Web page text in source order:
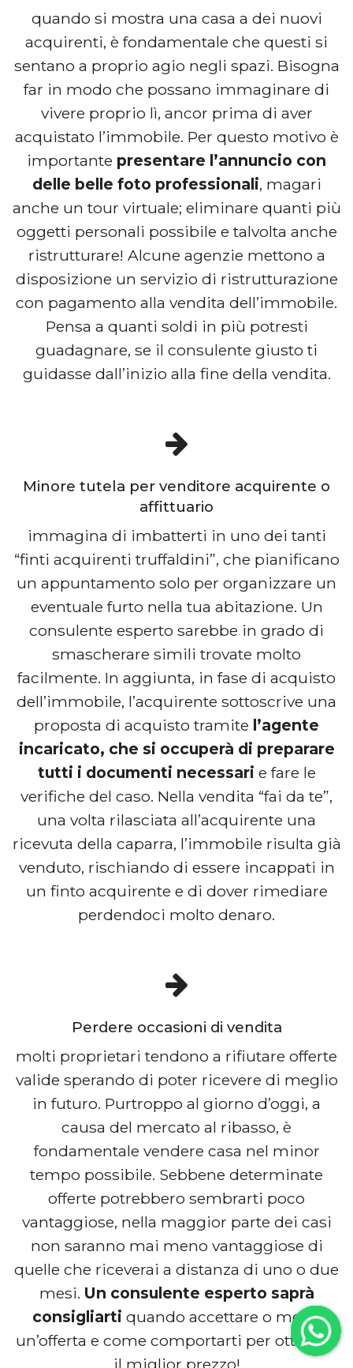
quando si mostra una casa a dei nuovi
acquirenti, è fondamentale che questi si
sentano a proprio agio negli spazi. Bisogna
far in modo che possano immaginare di
vivere proprio lì, ancor prima di aver
acquistato l’immobile. Per questo motivo è
importante presentare l’annuncio con
delle belle foto professionali, magari
anche un tour virtuale; eliminare quanti più
oggetti personali possibile e talvolta anche
ristrutturare! Alcune agenzie mettono a
disposizione un servizio di ristrutturazione
con pagamento alla vendita dell’immobile.
Pensa a quanti soldi in più potresti
guadagnare, se il consulente giusto ti
guidasse dall’inizio alla fine della vendita.
Minore tutela per venditore acquirente o
affittuario
immagina di imbatterti in uno dei tanti
“finti acquirenti truffaldini”, che pianificano
un appuntamento solo per organizzare un
eventuale furto nella tua abitazione. Un
consulente esperto sarebbe in grado di
smascherare simili trovate molto
facilmente. In aggiunta, in fase di acquisto
dell’immobile, l’acquirente sottoscrive una
proposta di acquisto tramite l’agente
incaricato, che si occuperà di preparare
tutti i documenti necessari e fare le
verifiche del caso. Nella vendita “fai da te”,
una volta rilasciata all’acquirente una
ricevuta della caparra, l’immobile risulta già
venduto, rischiando di essere incappati in
un finto acquirente e di dover rimediare
perdendoci molto denaro.
Perdere occasioni di vendita
molti proprietari tendono a rifiutare offerte
valide sperando di poter ricevere di meglio
in futuro. Purtroppo al giorno d’oggi, a
causa del mercato al ribasso, è
fondamentale vendere casa nel minor
tempo possibile. Sebbene determinate
offerte potrebbero sembrarti poco
vantaggiose, nella maggior parte dei casi
non saranno mai meno vantaggiose di
quelle che riceverai a distanza di uno o due
mesi. Un consulente esperto saprà
consigliarti quando accettare o meno
un’offerta e come comportarti per ottenere
il miglior prezzo!